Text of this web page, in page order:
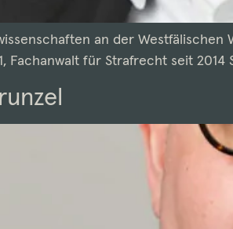
an der
Fachanwalt für Strafrecht seit